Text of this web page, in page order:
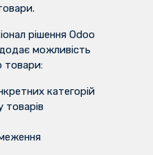
рішення Odoo
можливість
товари:
категорій
товарів